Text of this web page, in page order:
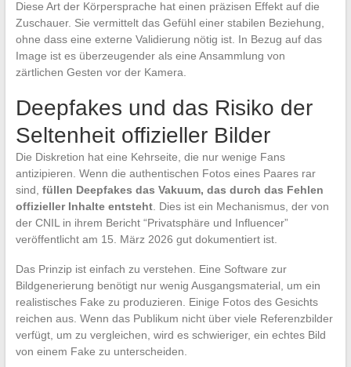
Diese Art der Körpersprache hat einen präzisen Effekt auf die
Zuschauer. Sie vermittelt das Gefühl einer stabilen Beziehung,
ohne dass eine externe Validierung nötig ist. In Bezug auf das
Image ist es überzeugender als eine Ansammlung von
zärtlichen Gesten vor der Kamera.
Deepfakes und das Risiko der
Seltenheit offizieller Bilder
Die Diskretion hat eine Kehrseite, die nur wenige Fans
antizipieren. Wenn die authentischen Fotos eines Paares rar
sind, füllen Deepfakes das Vakuum, das durch das Fehlen
offizieller Inhalte entsteht. Dies ist ein Mechanismus, der von
der CNIL in ihrem Bericht “Privatsphäre und Influencer”
veröffentlicht am 15. März 2026 gut dokumentiert ist.
Das Prinzip ist einfach zu verstehen. Eine Software zur
Bildgenerierung benötigt nur wenig Ausgangsmaterial, um ein
realistisches Fake zu produzieren. Einige Fotos des Gesichts
reichen aus. Wenn das Publikum nicht über viele Referenzbilder
verfügt, um zu vergleichen, wird es schwieriger, ein echtes Bild
von einem Fake zu unterscheiden.